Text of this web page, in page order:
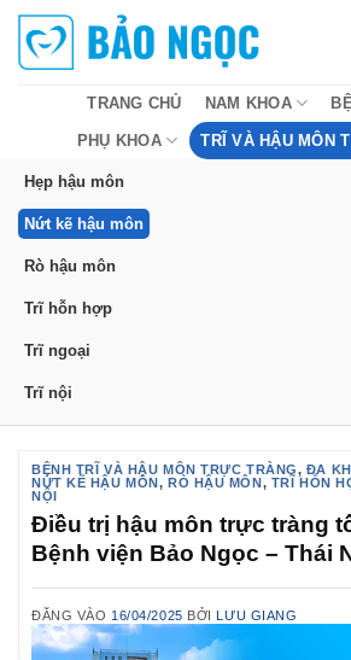
Bỏ
qua
nội
TRANG CHỦ NAM KHOA
PHỤ KHOA TRĨ VÀ HẬU MÔN
Hẹp hậu môn
Nứt kẽ hậu môn
Rò hậu môn
Trĩ hỗn hợp
Trĩ ngoại
Trĩ nội
BỆNH TRĨ VÀ HẬU MÔN TRỰC TRÀNG, ĐA
NỨT KẼ HẬU MÔN, RÒ HẬU MÔN, TRĨ HỖN
NỘI
Điều trị hậu môn trực tràng
Bệnh viện Bảo Ngọc – Thái
ĐĂNG VÀO 16/04/2025 BỞILƯU GIANG